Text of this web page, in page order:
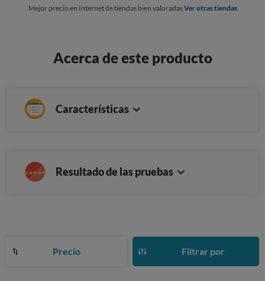
Mejor precio en Internet de tiendas bien valoradasVer otras tiendas
Acerca de este producto
Características
Resultado de las pruebas
Precio Filtrar por